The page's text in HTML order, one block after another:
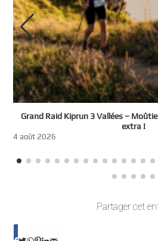
Grand Raid Kiprun 3 Vallées –
extra !
4 août 2026
Partager cet